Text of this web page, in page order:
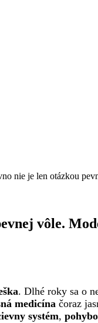
nie je len otázkou
vôle.
. Dlhé roky sa o
medicína čoraz
systém,